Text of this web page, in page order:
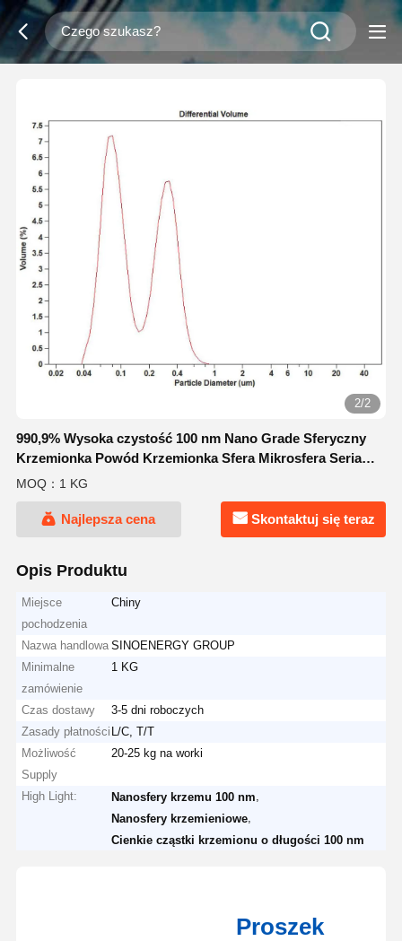
2/2
990,9% Wysoka czystość 100 nm Nano Grade Sferyczny
Krzemionka Powód Krzemionka Sfera Mikrosfera Seria
NSS-D
MOQ：1 KG
Najlepsza cena Skontaktuj się teraz
Opis Produktu
Miejsce
pochodzenia
Chiny
Nazwa handlowa SINOENERGY GROUP
Minimalne
zamówienie
1 KG
Czas dostawy
3-5 dni roboczych
Zasady płatności L/C, T/T
Możliwość
Supply
20-25 kg na worki
High Light: Nanosfery krzemu 100 nm
Nanosfery krzemieniowe
Cienkie cząstki krzemionu o długości 100 nm
Proszek